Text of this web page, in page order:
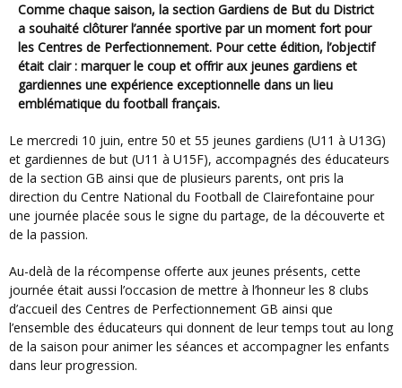
Comme chaque saison, la section Gardiens de But du District
a souhaité clôturer l’année sportive par un moment fort pour
les Centres de Perfectionnement. Pour cette édition, l’objectif
était clair : marquer le coup et offrir aux jeunes gardiens et
gardiennes une expérience exceptionnelle dans un lieu
emblématique du football français.
Le mercredi 10 juin, entre 50 et 55 jeunes gardiens (U11 à U13G)
et gardiennes de but (U11 à U15F), accompagnés des éducateurs
de la section GB ainsi que de plusieurs parents, ont pris la
direction du Centre National du Football de Clairefontaine pour
une journée placée sous le signe du partage, de la découverte et
de la passion.
Au-delà de la récompense offerte aux jeunes présents, cette
journée était aussi l’occasion de mettre à l’honneur les 8 clubs
d’accueil des Centres de Perfectionnement GB ainsi que
l’ensemble des éducateurs qui donnent de leur temps tout au long
de la saison pour animer les séances et accompagner les enfants
dans leur progression.